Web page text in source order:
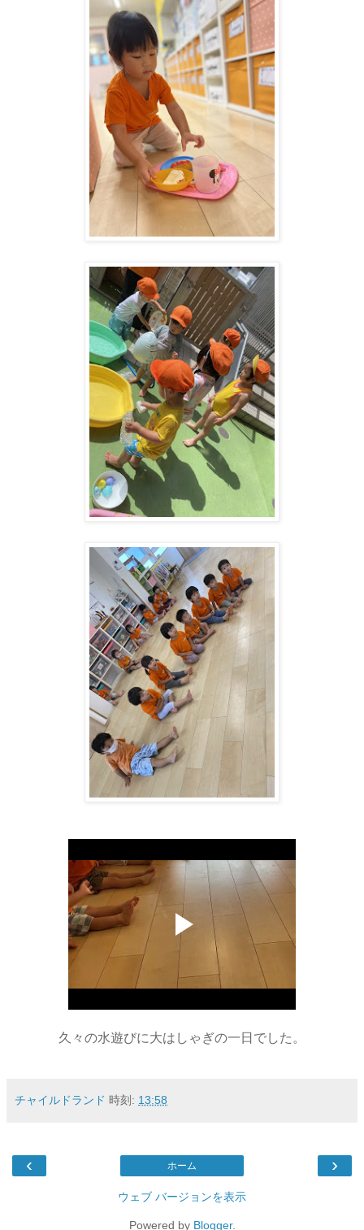
久々の水遊びに大はしゃぎの一日でした。
チャイルドランド 時刻: 13:58
‹ ›
ホーム
ウェブ バージョンを表示
Powered by Blogger.